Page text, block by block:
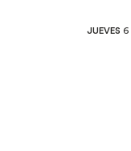
JUEVES 6